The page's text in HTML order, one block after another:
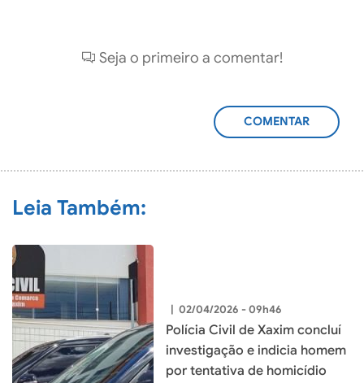
Seja o primeiro a comentar!
ADICIONAR
Leia Também:
| 02/04/2026 - 09h46
Polícia Civil de Xaxim concluí
investigação e indicia homem
por tentativa de homicídio